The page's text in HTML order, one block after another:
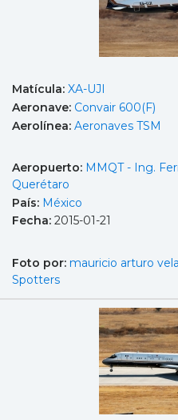
Matícula: XA-UJI
Aeronave: Convair 600(F)
Aerolínea: Aeronaves TSM
Aeropuerto: MMQT - Ing.
Querétaro
País: México
Fecha: 2015-01-21
Foto por: mauricio arturo
Spotters